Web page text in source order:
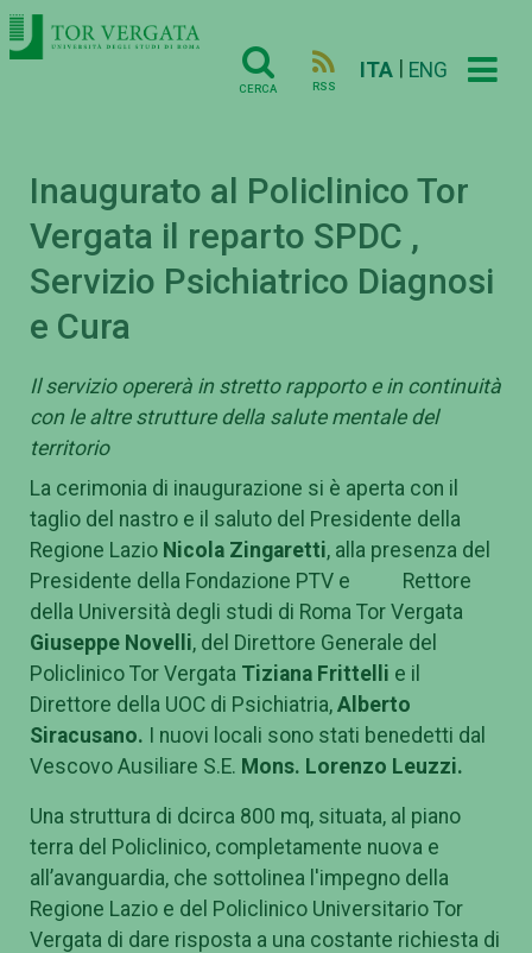
CERCA RSS
ITA ENG
Inaugurato al Policlinico Tor
Vergata il reparto SPDC ,
Servizio Psichiatrico Diagnosi
e Cura
Il servizio opererà in stretto rapporto e in continuità
con le altre strutture della salute mentale del
territorio
La cerimonia di inaugurazione si è aperta con il
taglio del nastro e il saluto del Presidente della
Regione Lazio Nicola Zingaretti, alla presenza del
Presidente della Fondazione PTV e Rettore
della Università degli studi di Roma Tor Vergata
Giuseppe Novelli, del Direttore Generale del
Policlinico Tor Vergata Tiziana Frittelli e il
Direttore della UOC di Psichiatria, Alberto
Siracusano. I nuovi locali sono stati benedetti dal
Vescovo Ausiliare S.E. Mons. Lorenzo Leuzzi.
Una struttura di dcirca 800 mq, situata, al piano
terra del Policlinico, completamente nuova e
all’avanguardia, che sottolinea l'impegno della
Regione Lazio e del Policlinico Universitario Tor
Vergata di dare risposta a una costante richiesta di